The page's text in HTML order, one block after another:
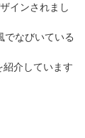
インされまし
でなびいている
介しています